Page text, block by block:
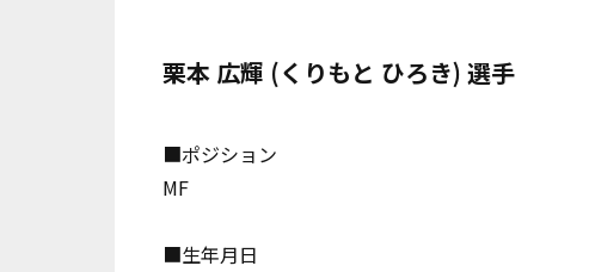
栗本 広輝 (くりもと ひろき) 選手
■ポジション
MF
■生年月日